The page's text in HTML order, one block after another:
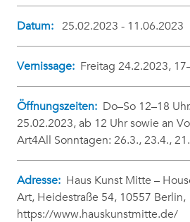
Datum: 25.02.2023 - 11.06.2023
Vernissage: Freitag 24.2.2023,
Öffnungszeiten: Do–So 12–18
25.02.2023, ab 12 Uhr sowie an
Art4All Sonntagen: 26.3., 23.4.,
Adresse: Haus Kunst Mitte –
Art, Heidestraße 54, 10557 Berlin,
https://www.hauskunstmitte.de/